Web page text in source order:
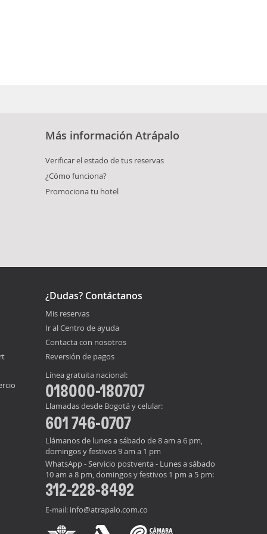
Más información Atrápalo
Verificar el estado de tus reservas
¿Cómo funciona?
Promociona tu hotel
¿Dudas? Contáctanos
Mis reservas
Ir al Centro de ayuda
Contacta con nosotros
Reversión de pagos
Línea gratuita nacional:
018000-180707
Llamadas desde Bogotá y celular:
601 746-0707
Llámanos de lunes a sábado de 8 am a 6 pm,
domingos y festivos 9 am a 1 pm
WhatsApp - Servicio postventa - Lunes a sábado
10 am a 8 pm, domingos y festivos 1 pm a 5 pm:
312-228-8492
E-mail: info@atrapalo.com.co